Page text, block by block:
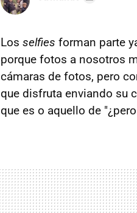
Los selfies forman parte
porque fotos a nosotros
cámaras de fotos, pero
que disfruta enviando su
que es o aquello de